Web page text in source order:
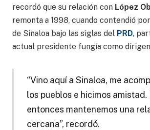
recordó que su relación con López
remonta a 1998, cuando contendió
de Sinaloa bajo las siglas del PRD,
actual presidente fungía como
“Vino aquí a Sinaloa, me
los pueblos e hicimos amistad.
entonces mantenemos una
cercana”, recordó.